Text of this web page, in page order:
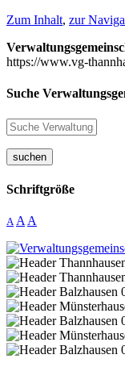
Zum Inhalt, zur
https://www.vg-
Suche
suchen
Schriftgröße
A A A